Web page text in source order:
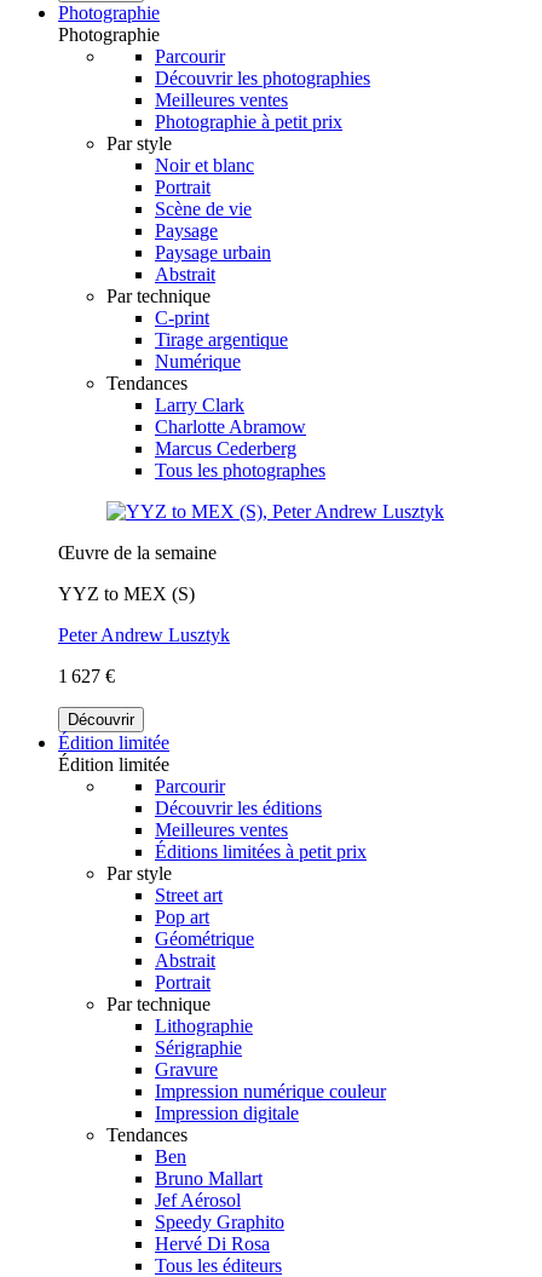
Photographie
Photographie
Parcourir
Découvrir les photographies
Meilleures ventes
Photographie à petit prix
Par style
Noir et blanc
Portrait
Scène de vie
Paysage
Paysage urbain
Abstrait
Par technique
C-print
Tirage argentique
Numérique
Tendances
Larry Clark
Charlotte Abramow
Marcus Cederberg
Tous les photographes
Œuvre de la semaine
YYZ to MEX (S)
Peter Andrew Lusztyk
1 627 €
Découvrir
Édition limitée
Édition limitée
Parcourir
Découvrir les éditions
Meilleures ventes
Éditions limitées à petit prix
Par style
Street art
Pop art
Géométrique
Abstrait
Portrait
Par technique
Lithographie
Sérigraphie
Gravure
Impression numérique couleur
Impression digitale
Tendances
Ben
Bruno Mallart
Jef Aérosol
Speedy Graphito
Hervé Di Rosa
Tous les éditeurs